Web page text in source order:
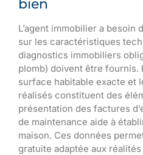
bien
L’agent immobilier a besoin
sur les caractéristiques
diagnostics immobiliers
plomb) doivent être fournis.
surface habitable exacte et
réalisés constituent des
présentation des factures
de maintenance aide à
maison. Ces données
gratuite adaptée aux